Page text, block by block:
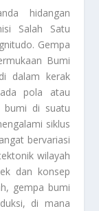
hidangan
Salah Satu
. Gempa
Bumi
dalam kerak
pola atau
bumi di suatu
siklus
bervariasi
wilayah
dan konsep
gempa bumi
di mana